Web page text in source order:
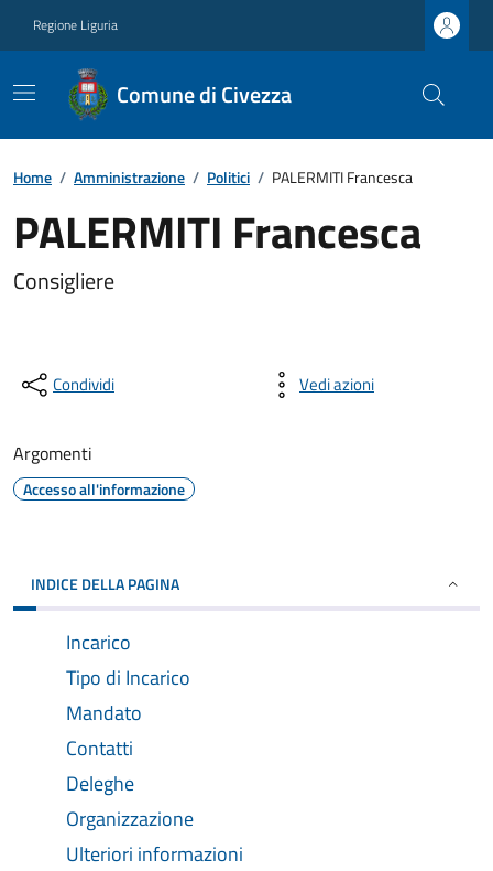
Regione Liguria
Comune di Civezza
Home / Amministrazione / Politici / PALERMITI Francesca
PALERMITI Francesca
Consigliere
Condividi Vedi azioni
Argomenti
Accesso all'informazione
INDICE DELLA PAGINA
Incarico
Tipo di Incarico
Mandato
Contatti
Deleghe
Organizzazione
Ulteriori informazioni